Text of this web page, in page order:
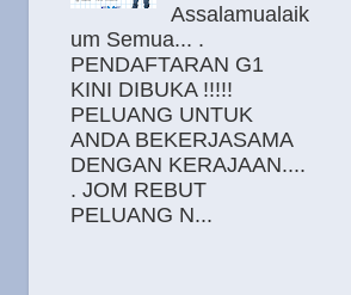
Assalamualaik
um Semua... .
PENDAFTARAN G1
KINI DIBUKA !!!!!
PELUANG UNTUK
ANDA BEKERJASAMA
DENGAN KERAJAAN....
. JOM REBUT
PELUANG N...